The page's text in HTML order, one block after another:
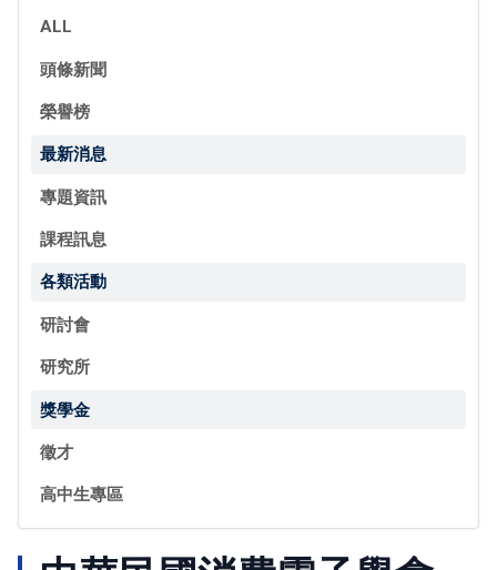
ALL
頭條新聞
榮譽榜
最新消息
專題資訊
課程訊息
各類活動
研討會
研究所
獎學金
徵才
高中生專區